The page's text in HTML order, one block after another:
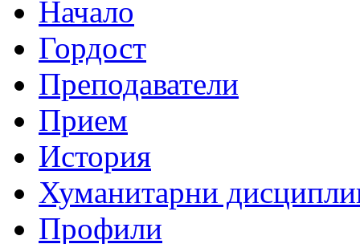
Начало
Гордост
Преподаватели
Прием
История
Хуманитарни
Профили